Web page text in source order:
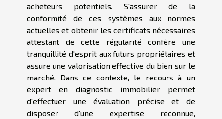
acheteurs potentiels. S'assurer de la
conformité de ces systèmes aux normes
actuelles et obtenir les certificats nécessaires
attestant de cette régularité confère une
tranquillité d'esprit aux futurs propriétaires et
assure une valorisation effective du bien sur le
marché. Dans ce contexte, le recours à un
expert en diagnostic immobilier permet
d'effectuer une évaluation précise et de
disposer d'une expertise reconnue,